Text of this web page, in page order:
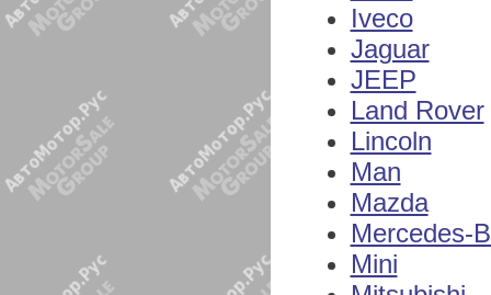
Iveco
Jaguar
JEEP
Land Rover
Lincoln
Man
Mazda
Mercedes-
Mini